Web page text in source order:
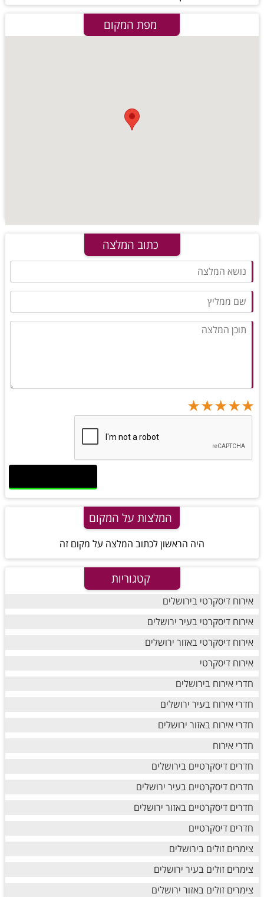
מפת המקום
כתוב המלצה
★
★★
★★★
★★★★
★★★★★
המלצות על המקום
היה הראשון לכתוב המלצה על מקום זה
קטגוריות
אירוח דיסקרטי בירושלים
אירוח דיסקרטי בעיר ירושלים
אירוח דיסקרטי באזור ירושלים
אירוח דיסקרטי
חדרי אירוח בירושלים
חדרי אירוח בעיר ירושלים
חדרי אירוח באזור ירושלים
חדרי אירוח
חדרים דיסקרטיים בירושלים
חדרים דיסקרטיים בעיר ירושלים
חדרים דיסקרטיים באזור ירושלים
חדרים דיסקרטיים
צימרים זולים בירושלים
צימרים זולים בעיר ירושלים
צימרים זולים באזור ירושלים